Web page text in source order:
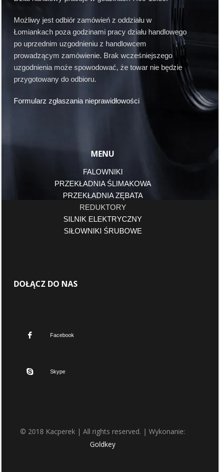
Możliwy jest odbiór zamówień z oddziału w
Łomiankach poza godzinami pracy działu handlowego
po uprzednim uzgodnieniu z handlowcem
prowadzącym zamówienie. Brak wcześniejszego
uzgodnienia może spowodować, że towar nie będzie
przygotowany do odbioru.
Formularz zgłaszania nieprawidłowości
MENU
FALOWNIKI
PRZEKŁADNIA ŚLIMAKOWA
PRZEKŁADNIA ZĘBATA
REDUKTORY
SILNIK ELEKTRYCZNY
SIŁOWNIKI ŚRUBOWE
DOŁĄCZ DO NAS
Facebook
Skype
© 2018 Kacperek | All rights reserved. | Wykonanie:
Goldkey